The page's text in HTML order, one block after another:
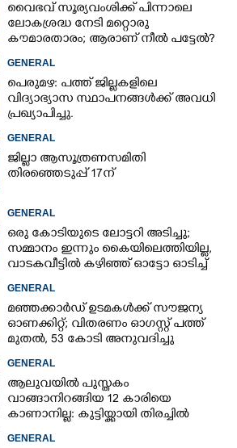
വൈഭവ് സൂര്യവംശിക്ക് പിന്നാലെ
ലോകശ്രദ്ധ നേടി മറ്റൊരു
കൗമാരതാരം; ആരാണ് നീൽ പട്ടേൽ?
GENERAL
പെരുമഴ: പത്ത് ജില്ലകളിലെ
വിദ്യാഭ്യാസ സ്ഥാപനങ്ങൾക്ക് അവധി
പ്രഖ്യാപിച്ചു.
GENERAL
ജില്ലാ ആസൂത്രണസമിതി
തിരഞ്ഞെടുപ്പ് 17ന്
GENERAL
ഒരു കോടിയുടെ ലോട്ടറി അടിച്ചു;
സമ്മാനം ഇന്നും കൈയിലെത്തിയില്ല,
വാടകവീട്ടിൽ കഴിഞ്ഞ് ഓട്ടോ ഓടിച്ച്
GENERAL
മഞ്ഞക്കാർഡ് ഉടമകൾക്ക് സൗജന്യ
ഓണക്കിറ്റ്; വിതരണം ഓഗസ്റ്റ് പത്ത്
മുതൽ, 53 കോടി അനുവദിച്ചു
GENERAL
ആലുവയിൽ പുസ്തകം
വാങ്ങാനിറങ്ങിയ 12 കാരിയെ
കാണാനില്ല: കുട്ടിയ്ക്കായി തിരച്ചിൽ
GENERAL
Copy Link